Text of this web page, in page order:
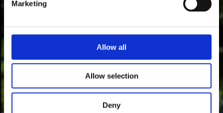
Marketing
Allow all
Allow selection
Deny